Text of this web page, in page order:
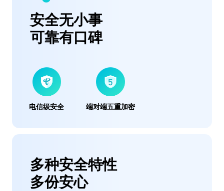
安全无小事
可靠有口碑
电信级安全 端对端五重加密
多种安全特性
多份安心